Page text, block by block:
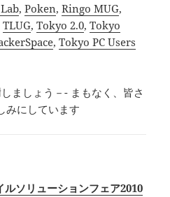
,Poken,Ringo MUG,
TLUG,Tokyo 2.0,Tokyo
,Tokyo PC Users
ましょう－- まもなく、皆さ
みにしています
ソリューションフェア2010